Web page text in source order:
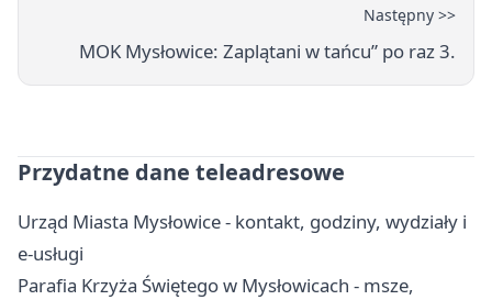
Następny >>
MOK Mysłowice: Zaplątani w tańcu” po raz 3.
Przydatne dane teleadresowe
Urząd Miasta Mysłowice - kontakt, godziny, wydziały i
e-usługi
Parafia Krzyża Świętego w Mysłowicach - msze,